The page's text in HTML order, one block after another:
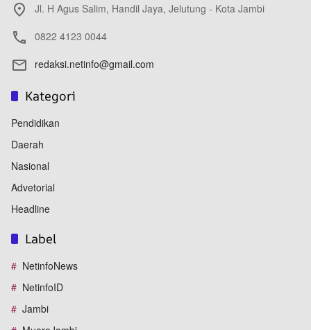
Jl. H Agus Salim, Handil Jaya, Jelutung - Kota Jambi
0822 4123 0044
redaksi.netinfo@gmail.com
Kategori
Pendidikan
Daerah
Nasional
Advetorial
Headline
Label
NetinfoNews
NetinfoID
Jambi